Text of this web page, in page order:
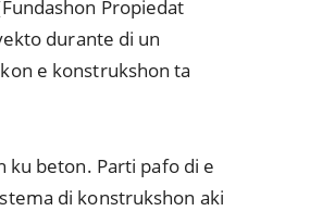
Propiedat
durante di un
e konstrukshon ta
ku beton. Parti pafo di e
di konstrukshon aki